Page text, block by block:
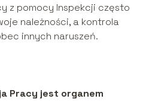
z pomocy Inspekcji często
należności, a kontrola
innych naruszeń.
Pracy jest organem